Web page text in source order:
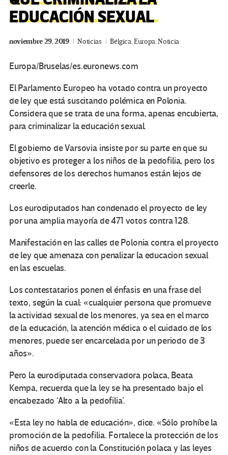
EDUCACIÓN SEXUAL
noviembre 29, 2019 Noticias Bélgica,Europa,Noticia
Europa/Bruselas/es.euronews.com
El Parlamento Europeo ha votado contra un proyecto
de ley que está suscitando polémica en Polonia.
Considera que se trata de una forma, apenas encubierta,
para criminalizar la educación sexual.
El gobierno de Varsovia insiste por su parte en que su
objetivo es proteger a los niños de la pedofilia, pero los
defensores de los derechos humanos están lejos de
creerle.
Los eurodiputados han condenado el proyecto de ley
por una amplia mayoría de 471 votos contra 128.
Manifestación en las calles de Polonia contra el proyecto
de ley que amenaza con penalizar la educacion sexual
en las escuelas.
Los contestatarios ponen el énfasis en una frase del
texto, según la cual: «cualquier persona que promueve
la actividad sexual de los menores, ya sea en el marco
de la educación, la atención médica o el cuidado de los
menores, puede ser encarcelada por un periodo de 3
años».
Pero la eurodiputada conservadora polaca, Beata
Kempa, recuerda que la ley se ha presentado bajo el
encabezado ‘Alto a la pedofilia’.
«Esta ley no habla de educación», dice. «Sólo prohíbe la
promoción de la pedofilia. Fortalece la protección de los
niños de acuerdo con la Constitución polaca y las leyes